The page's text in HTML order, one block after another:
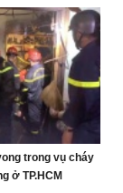
trong vụ cháy
ở TP.HCM